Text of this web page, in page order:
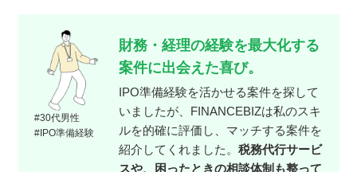
#30代男性
#IPO準備経験
財務・経理の経験を最大化する
案件に出会えた喜び。
IPO準備経験を活かせる案件を探して
いましたが、FINANCEBIZは私のスキ
ルを的確に評価し、マッチする案件を
紹介してくれました。 税務代行サービ
スや、困ったときの相談体制も整って